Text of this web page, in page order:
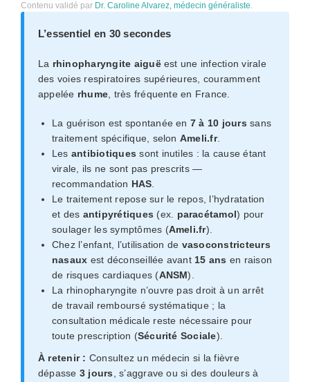
Contenu validé par Dr. Caroline Alvarez, médecin généraliste.
L’essentiel en 30 secondes
La rhinopharyngite aiguëest une infection virale
des voies respiratoires supérieures, couramment
appelée rhume , très fréquente en France.
La guérison est spontanée en 7 à 10 jours sans
traitement spécifique, selon Ameli.fr.
Les antibiotiques sont inutiles : la cause étant
virale, ils ne sont pas prescrits —
recommandation HAS
Le traitement repose sur le repos, l’hydratation
et des antipyrétiques (ex. paracétamol) pour
soulager les symptômes (Ameli.fr).
Chez l’enfant, l’utilisation de vasoconstricteurs
nasaux est déconseillée avant 15 ans en raison
de risques cardiaques (ANSM).
La rhinopharyngite n’ouvre pas droit à un arrêt
de travail remboursé systématique ; la
consultation médicale reste nécessaire pour
toute prescription (Sécurité Sociale).
À retenir : Consultez un médecin si la fièvre
dépasse 3 jours , s’aggrave ou si des douleurs à